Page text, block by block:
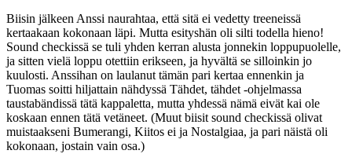
Biisin jälkeen Anssi naurahtaa, että sitä ei vedetty treeneissä
kertaakaan kokonaan läpi. Mutta esityshän oli silti todella hieno!
Sound checkissä se tuli yhden kerran alusta jonnekin loppupuolelle,
ja sitten vielä loppu otettiin erikseen, ja hyvältä se silloinkin jo
kuulosti. Anssihan on laulanut tämän pari kertaa ennenkin ja
Tuomas soitti hiljattain nähdyssä Tähdet, tähdet -ohjelmassa
taustabändissä tätä kappaletta, mutta yhdessä nämä eivät kai ole
koskaan ennen tätä vetäneet. (Muut biisit sound checkissä olivat
muistaakseni Bumerangi, Kiitos ei ja Nostalgiaa, ja pari näistä oli
kokonaan, jostain vain osa.)